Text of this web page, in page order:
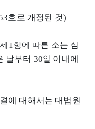
호로 개정된 것)
1항에 따른 소는 심
날부터 30일 이내에
에 대해서는 대법원